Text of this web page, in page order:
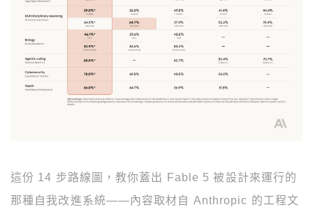
這份 14 步路線圖，教你蓋出 Fable 5 被設計來運行的
那種自我改進系統——內容取材自 Anthropic 的工程文